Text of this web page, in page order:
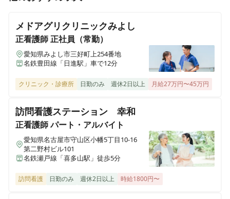
《碧南市》＊日勤常勤＊賞与3ヶ月◎残業ほぼゼロ◎介
ポートをお願いします！
正看護師 正社員（常勤）
《碧南市》＊介護医療院勤務＊賞与3ヶ月◎残業ほぼゼ
ロ◎地域に密着した94床の一般病院で患者様のサポート
准看護師 正社員（常勤）
《碧南市》＊一般病棟勤務＊賞与3ヶ月◎残業ほぼゼロ
◎地域に密着した94床の一般病院で患者様のサポートを
お願いします！
メドアグリクリニックみよし
正看護師正社員（常勤）
愛知県みよし市三好町上254番地
名鉄豊田線「日進駅」車で12分
クリニック・診療所 日勤のみ 週休2日以上 月給27万円〜45万円
訪問看護ステーション 幸和
正看護師パート・アルバイト
愛知県名古屋市守山区小幡5丁目10-16
第二野村ビル101
名鉄瀬戸線「喜多山駅」徒歩5分
訪問看護 日勤のみ 週休2日以上 時給1800円〜